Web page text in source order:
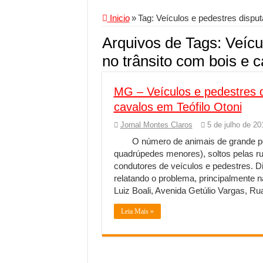
Conheça a melhor
Mais da metade
PF e Emissoras
De economista a
Marcenaria sob
Do estudo à
Tomada de decisão
Investimento em
Qualidade do
Inicio » Tag: Veículos e pedestres
Arquivos de Tags:
no trânsito com bois e
MG – Veículos e pedestres
cavalos em Teófilo Otoni
Jornal Montes Claros 5 de julho de
O número de animais de grande
quadrúpedes menores), soltos pelas
condutores de veículos e pedestres.
relatando o problema, principalmente
Luiz Boali, Avenida Getúlio Vargas,
Leia Mais »